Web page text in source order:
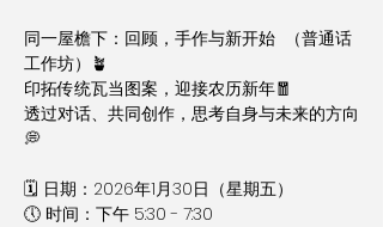
同一屋檐下：回顾，手作与新开始  （普通话
工作坊）🪴
印拓传统瓦当图案，迎接农历新年🧧
透过对话、共同创作，思考自身与未来的方向
💭
🗓 日期：2026年1月30日（星期五）
🕔 时间：下午 5:30 - 7:30